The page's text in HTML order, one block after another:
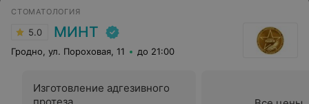
СТОМАТОЛОГИЯ
5.0 МИНТ
Гродно, ул. Пороховая, 11 до 21:00
Изготовление адгезивного